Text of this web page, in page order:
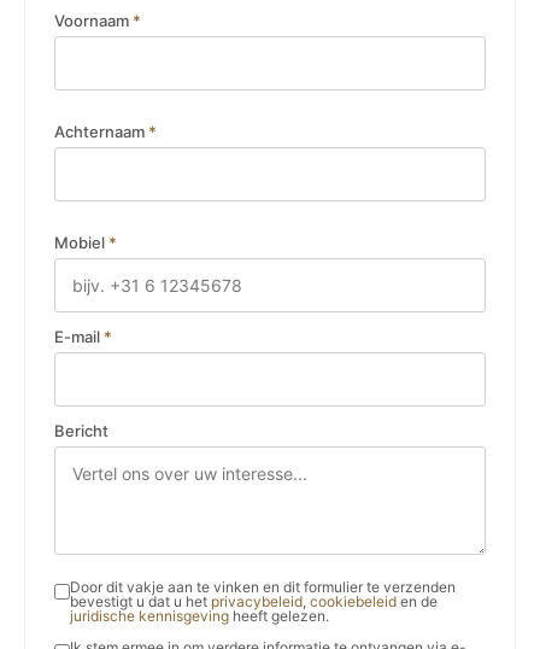
Voornaam *
Achternaam *
Mobiel *
E-mail *
Bericht
Door dit vakje aan te vinken en dit formulier te verzenden
bevestigt u dat u het privacybeleid, cookiebeleid en de
juridische kennisgeving heeft gelezen.